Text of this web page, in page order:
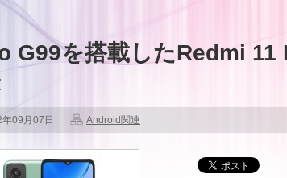
G99を搭載したRedmi 11
09月07日 Android関連